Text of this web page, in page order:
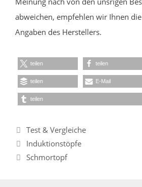
abweichen, empfehlen wir Ihnen
Angaben des Herstellers.
teilen teilen
teilen E-Mail
teilen
Kategorien
Test & Vergleiche
Induktionstöpfe
Schmortopf